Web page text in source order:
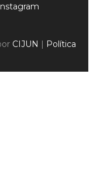
CIJUN | Política